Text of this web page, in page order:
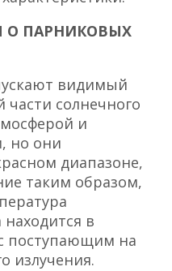
О ПАРНИКОВЫХ
видимый
части солнечного
и
но они
диапазоне,
таким образом,
в
поступающим на
излучения.